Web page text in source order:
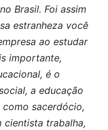
Brasil. Foi assim
estranheza você
ao estudar
importante,
é o
a educação
sacerdócio,
cientista trabalha,